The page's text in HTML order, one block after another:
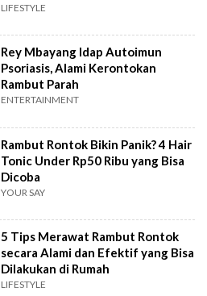
LIFESTYLE
Rey Mbayang Idap Autoimun
Psoriasis, Alami Kerontokan
Rambut Parah
ENTERTAINMENT
Rambut Rontok Bikin Panik? 4 Hair
Tonic Under Rp50 Ribu yang Bisa
Dicoba
YOUR SAY
5 Tips Merawat Rambut Rontok
secara Alami dan Efektif yang Bisa
Dilakukan di Rumah
LIFESTYLE